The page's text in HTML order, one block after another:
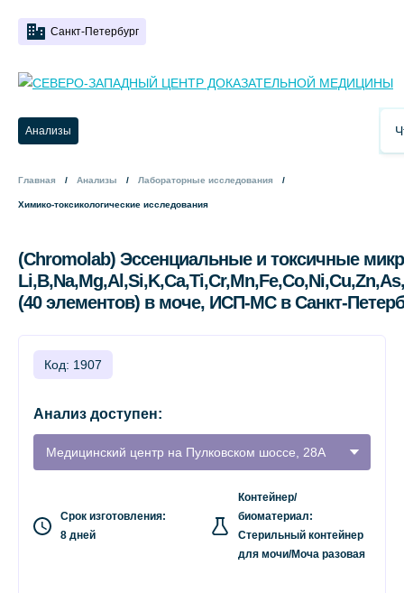
Санкт-Петербург
Анализы
Главная Анализы Лабораторные исследования
Химико-токсикологические исследования
(Chromolab) Эссенциальные и токсичные
(40 элементов) в моче, ИСП-МС в Санкт-
Код: 1907
Анализ доступен:
Медицинский центр на Пулковском шоссе, 28А
Срок изготовления:
8 дней
Контейнер/
биоматериал:
Стерильный контейнер
для мочи/Моча разовая